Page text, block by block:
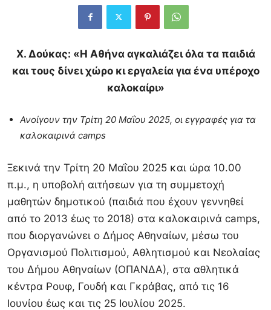
Χ. Δούκας: «Η Αθήνα αγκαλιάζει όλα τα παιδιά
και τους δίνει χώρο κι εργαλεία για ένα υπέροχο
καλοκαίρι»
Ανοίγουν την Τρίτη 20 Μαΐου 2025, οι εγγραφές για τα
καλοκαιρινά camps
Ξεκινά την Τρίτη 20 Μαΐου 2025 και ώρα 10.00
π.μ., η υποβολή αιτήσεων για τη συμμετοχή
μαθητών δημοτικού (παιδιά που έχουν γεννηθεί
από το 2013 έως το 2018) στα καλοκαιρινά camps,
που διοργανώνει ο Δήμος Αθηναίων, μέσω του
Οργανισμού Πολιτισμού, Αθλητισμού και Νεολαίας
του Δήμου Αθηναίων (ΟΠΑΝΔΑ), στα αθλητικά
κέντρα Ρουφ, Γουδή και Γκράβας, από τις 16
Ιουνίου έως και τις 25 Ιουλίου 2025.